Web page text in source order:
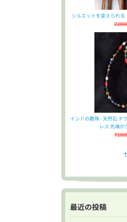
シルエットを変えられる
2280
インドの数珠 - 天然石 ナ
レス 先端が
7180
最近の投稿